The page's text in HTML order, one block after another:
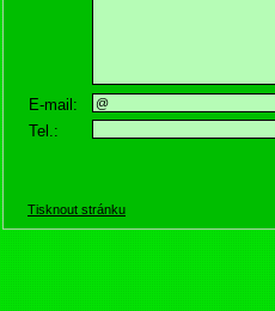
E-mail:
Tel.:
Tisknout stránku